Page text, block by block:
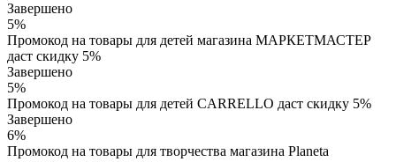
Завершено
5%
Промокод на товары для детей магазина МАРКЕТМАСТЕР
даст скидку 5%
Завершено
5%
Промокод на товары для детей CARRELLO даст скидку 5%
Завершено
6%
Промокод на товары для творчества магазина Planeta